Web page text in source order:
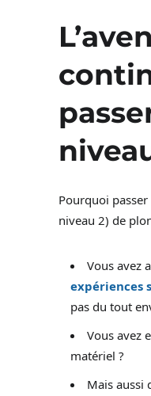
Pourquoi
niveau 2) de
Vous avez
expériences
pas du tout
Vous avez
matériel ?
Mais aussi